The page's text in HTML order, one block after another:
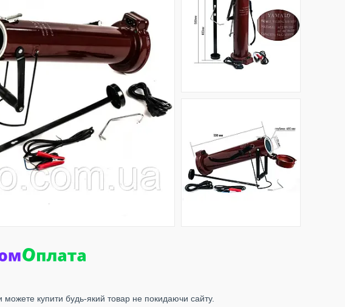
можете купити будь-який товар не покидаючи сайту.